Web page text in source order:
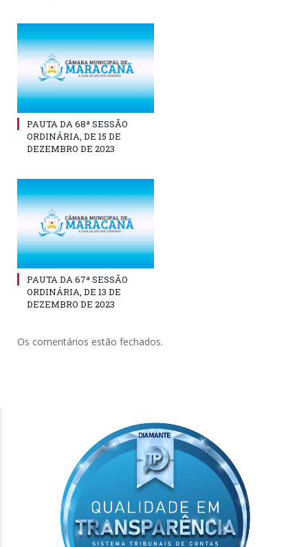
PAUTA DA 68ª SESSÃO
ORDINÁRIA, DE 15 DE
DEZEMBRO DE 2023
PAUTA DA 67ª SESSÃO
ORDINÁRIA, DE 13 DE
DEZEMBRO DE 2023
Os comentários estão fechados.